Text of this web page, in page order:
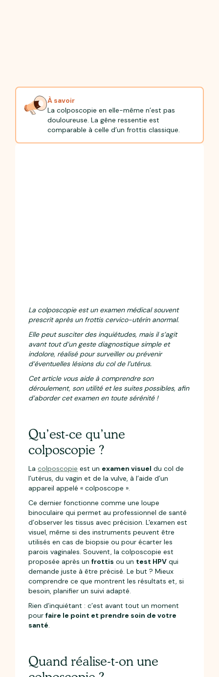
À savoir
La colposcopie en elle-même n’est pas
douloureuse. La gêne ressentie est
comparable à celle d’un frottis classique.
La colposcopie est un examen médical souvent
prescrit après un frottis cervico-utérin anormal.
Elle peut susciter des inquiétudes, mais il s’agit
avant tout d’un geste diagnostique simple et
indolore, réalisé pour surveiller ou prévenir
d’éventuelles lésions du col de l’utérus.
Cet article vous aide à comprendre son
déroulement, son utilité et les suites possibles, afin
d’aborder cet examen en toute sérénité !
Qu’est-ce qu’une
colposcopie ?
Lacolposcopie est un examen visuel du col de
l’utérus, du vagin et de la vulve, à l’aide d’un
appareil appelé « colposcope ».
Ce dernier fonctionne comme une loupe
binoculaire qui permet au professionnel de santé
d’observer les tissus avec précision. L'examen est
visuel, même si des instruments peuvent être
utilisés en cas de biopsie ou pour écarter les
parois vaginales. Souvent, la colposcopie est
proposée après unfrottis ou un test HPV qui
demande juste à être précisé. Le but ? Mieux
comprendre ce que montrent les résultats et, si
besoin, planifier un suivi adapté.
Rien d’inquiétant : c’est avant tout un moment
pourfaire le point et prendre soin de votre
santé.
Quand réalise-t-on une